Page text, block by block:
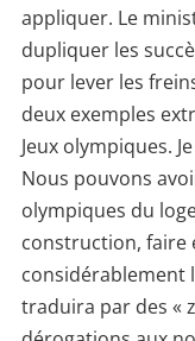
appliquer. Le
dupliquer les
pour lever les
deux exemples
Jeux olympiques.
Nous pouvons
olympiques du
construction, faire
considérablement
traduira par des «